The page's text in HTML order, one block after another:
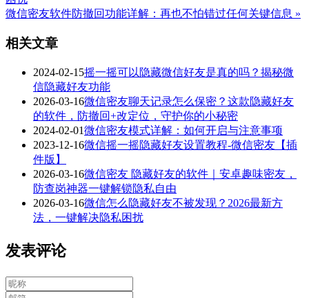
微信密友软件防撤回功能详解：再也不怕错过任何关键信息 »
相关文章
2024-02-15摇一摇可以隐藏微信好友是真的吗？揭秘微
信隐藏好友功能
2026-03-16微信密友聊天记录怎么保密？这款隐藏好友
的软件，防撤回+改定位，守护你的小秘密
2024-02-01微信密友模式详解：如何开启与注意事项
2023-12-16微信摇一摇隐藏好友设置教程-微信密友【插
件版】
2026-03-16微信密友 隐藏好友的软件｜安卓趣味密友，
防查岗神器一键解锁隐私自由
2026-03-16微信怎么隐藏好友不被发现？2026最新方
法，一键解决隐私困扰
发表评论